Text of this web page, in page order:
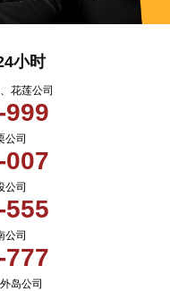
小时
花莲公司
999
公司
007
公司
555
公司
777
岛公司